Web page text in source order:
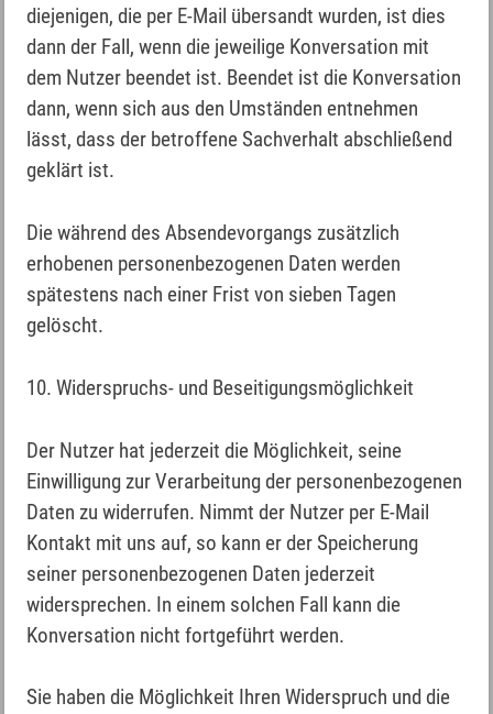
diejenigen, die per E-Mail übersandt wurden, ist dies
dann der Fall, wenn die jeweilige Konversation mit
dem Nutzer beendet ist. Beendet ist die Konversation
dann, wenn sich aus den Umständen entnehmen
lässt, dass der betroffene Sachverhalt abschließend
geklärt ist.
Die während des Absendevorgangs zusätzlich
erhobenen personenbezogenen Daten werden
spätestens nach einer Frist von sieben Tagen
gelöscht.
10. Widerspruchs- und Beseitigungsmöglichkeit
Der Nutzer hat jederzeit die Möglichkeit, seine
Einwilligung zur Verarbeitung der personenbezogenen
Daten zu widerrufen. Nimmt der Nutzer per E-Mail
Kontakt mit uns auf, so kann er der Speicherung
seiner personenbezogenen Daten jederzeit
widersprechen. In einem solchen Fall kann die
Konversation nicht fortgeführt werden.
Sie haben die Möglichkeit Ihren Widerspruch und die